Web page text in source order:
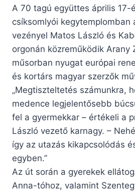
A 70 tagú együttes április 17-
csíksomlyói kegytemplomban
vezényel Matos László és
orgonán közreműködik Arany
műsorban nyugat európai
és kortárs magyar szerzők
„Megtiszteltetés számunkra,
medence legjelentősebb
fel a gyermekkar – értékeli a
László vezető karnagy. –
így az utazás kikapcsolódás
egyben.”
Az út során a gyerekek
Anna-tóhoz, valamint